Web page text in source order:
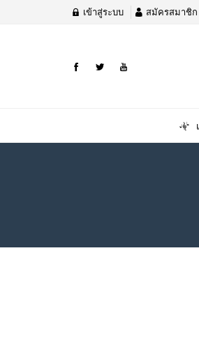
เข้าสู่ระบบ สมัครสมาชิก